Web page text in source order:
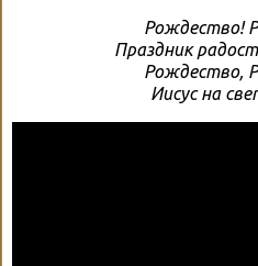
Рождество!
Праздник
Рождество,
Иисус на